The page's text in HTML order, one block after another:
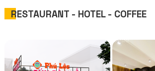
RESTAURANT - HOTEL - COFFEE